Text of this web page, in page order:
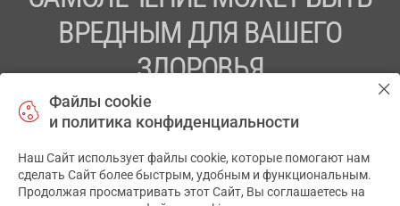
ВРЕДНЫМ ДЛЯ ВАШЕГО
ЗДОРОВЬЯ
ПЕРЕД ПРИМЕНЕНИЕМ ПРЕПАРАТА
ПРОКОНСУЛЬТИРУЙТЕСЬ С ВРАЧОМ
ТОВ «АПТЕКА 911.ЮА» Код ЄДРПОУ 43631965.
Отказ от ответственности
Файлы cookie
и политика конфиденциальности
Наш Сайт использует файлы cookie, которые помогают нам
сделать Сайт более быстрым, удобным и функциональным.
Продолжая просматривать этот Сайт, Вы соглашаетесь на
✕